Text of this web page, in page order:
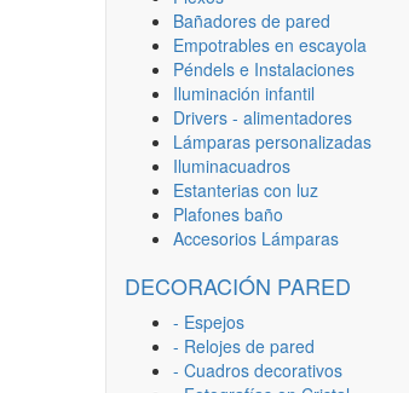
Bañadores de pared
Empotrables en escayola
Péndels e Instalaciones
Iluminación infantil
Drivers - alimentadores
Lámparas personalizadas
Iluminacuadros
Estanterias con luz
Plafones baño
Accesorios Lámparas
DECORACIÓN PARED
- Espejos
- Relojes de pared
- Cuadros decorativos